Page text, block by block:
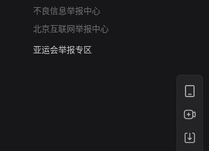
不良信息举报中心
北京互联网举报中心
算法推荐专项举报
亚运会举报专区